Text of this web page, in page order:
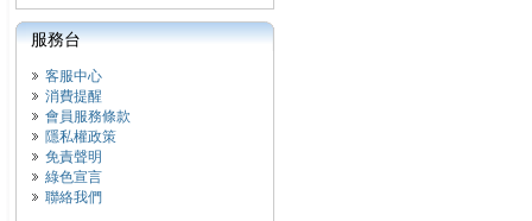
服務台
客服中心
消費提醒
會員服務條款
隱私權政策
免責聲明
綠色宣言
聯絡我們